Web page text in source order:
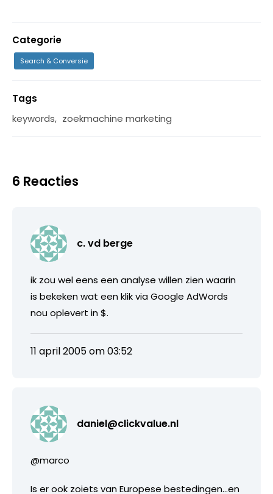
Categorie
Search & Conversie
Tags
keywords, zoekmachine marketing
6 Reacties
c. vd berge
ik zou wel eens een analyse willen zien waarin
is bekeken wat een klik via Google AdWords
nou oplevert in $.
11 april 2005 om 03:52
daniel@clickvalue.nl
@marco
Is er ook zoiets van Europese bestedingen…en